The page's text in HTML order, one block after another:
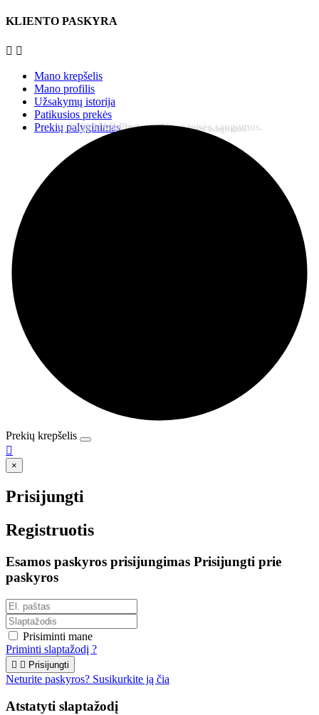
KLIENTO PASKYRA
 
Mano krepšelis
Mano profilis
Užsakymų istorija
Patikusios prekės
Prekių palyginimas
© 2026 UAB Plastena. Visos teisės saugomos.
© 2026 UAB Plastena. Visos teisės saugomos.
Prekių krepšelis

×
Prisijungti
Registruotis
Esamos paskyros prisijungimas Prisijungti prie
paskyros
Prisiminti mane
Priminti slaptažodį ?
  Prisijungti
Neturite paskyros? Susikurkite ją čia
Atstatyti slaptažodį